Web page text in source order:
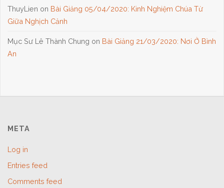
ThuyLien on Bài Giảng 05/04/2020: Kinh Nghiệm Chúa Từ
Giữa Nghịch Cảnh
Mục Sư Lê Thành Chung on Bài Giảng 21/03/2020: Nơi Ở Bình
An
META
Log in
Entries feed
Comments feed